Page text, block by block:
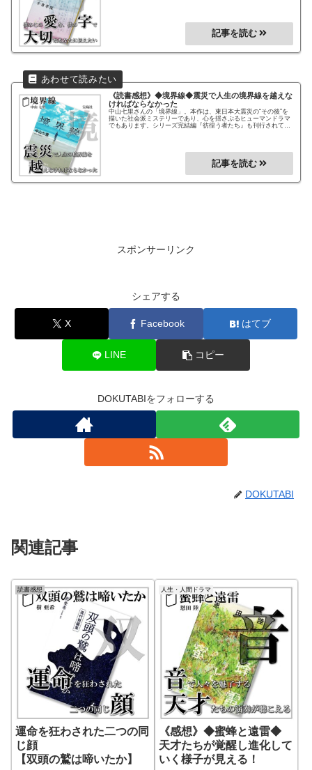
《読書感想》◆境界線◆震災で人生の境界線を越えな
ければならなかった
中山七里さんの「境界線」。本作は、東日本大震災の“その後”を
描いた社会派ミステリーであり、心を揺さぶるヒューマンドラマ
でもあります。シリーズ完結編『彷徨う者たち』も刊行されてお
スポンサーリンク
シェアする
X Facebook はてブ
LINE コピー
DOKUTABIをフォローする
DOKUTABI
関連記事
読書感想
運命を狂わされた二つの同
じ顔
【双頭の鷲は啼いたか】
人生・人間ドラマ
《感想》◆蜜蜂と遠雷◆
天才たちが覚醒し進化して
いく様子が見える！